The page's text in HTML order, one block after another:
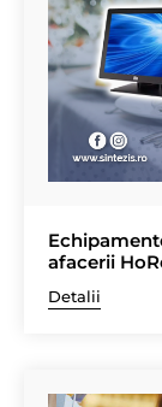
afacerii
Detalii